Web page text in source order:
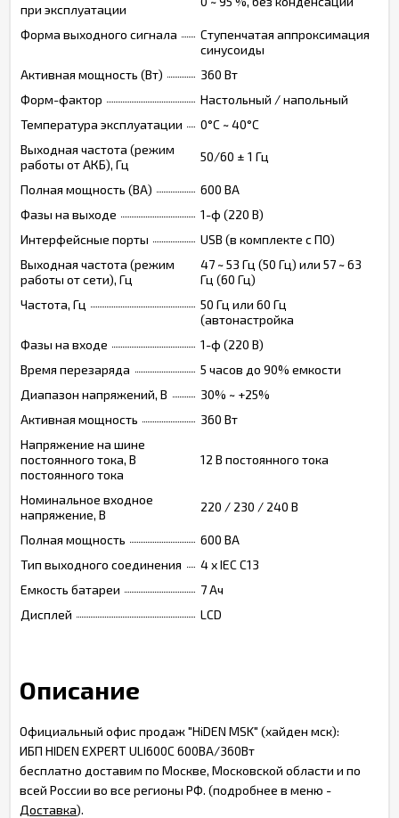
при эксплуатации
Форма выходного сигнала
Ступенчатая аппроксимация
синусоиды
Активная мощность (Вт)
360 Вт
Форм-фактор
Настольный / напольный
Температура эксплуатации
0°C ~ 40°C
Выходная частота (режим
работы от АКБ), Гц
50/60 ± 1 Гц
Полная мощность (ВА)
600 ВА
Фазы на выходе
1-ф (220 В)
Интерфейсные порты
USB (в комплекте с ПО)
Выходная частота (режим
работы от сети), Гц
47 ~ 53 Гц (50 Гц) или 57 ~ 63
Гц (60 Гц)
Частота, Гц
50 Гц или 60 Гц
(автонастройка
Фазы на входе
1-ф (220 В)
Время перезаряда
5 часов до 90% емкости
Диапазон напряжений, В
30% ~ +25%
Активная мощность
360 Вт
Напряжение на шине
постоянного тока, В
постоянного тока
12 В постоянного тока
Номинальное входное
напряжение, В
220 / 230 / 240 В
Полная мощность
600 ВА
Тип выходного соединения
4 х IEC C13
Емкость батареи
7 Ач
Дисплей
LCD
Описание
Официальный офис продаж "HiDEN MSK" (хайден мск):
ИБП HIDEN EXPERT ULI600С 600ВА/360Вт
бесплатно доставим по Москве, Московской области и по
всей России во все регионы РФ. (подробнее в меню -
Доставка).